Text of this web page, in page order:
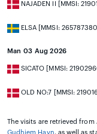
NAJADEN II [MMSI:
ELSA [MMSI: 265787380]
Man 03 Aug 2026
SICATO [MMSI:
OLD NO:7 [MMSI:
The visits are retrieved